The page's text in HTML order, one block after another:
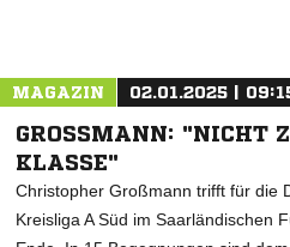
MAGAZIN 02.01.2025 |
GROSSMANN: "NICHT
LASSE"
Christopher Großmann trifft für die
Kreisliga A Süd im Saarländischen